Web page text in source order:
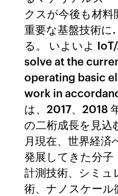
クスが今後も材
重要な基盤技術に
る。 いよいよ
solve at the
operating basic
work in
は、2017、2018
の二桁成長を見込
月現在、世界経済
発展してきた分子
計測技術、シミュ
術、ナノスケール